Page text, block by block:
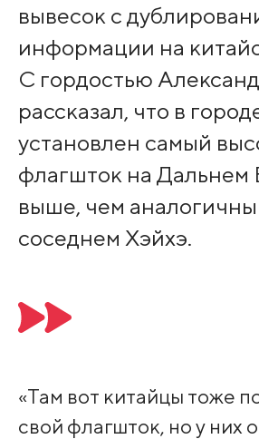
вывесок с
информации на
С гордостью
рассказал, что в
установлен самый
флагшток на Дальнем
выше, чем
соседнем Хэйхэ.
«Там вот китайцы тоже
свой флагшток, но у них